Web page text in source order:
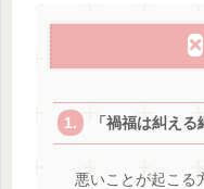
「禍福は糾える
悪いことが起こる